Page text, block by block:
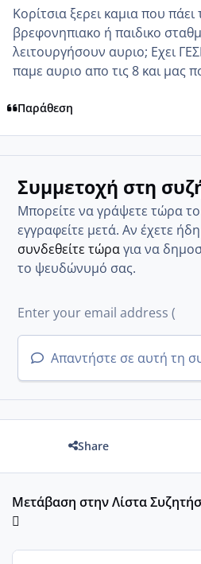
Κορίτσια ξερει καμια που πάει
βρεφονηπιακο ή παιδικο
λειτουργήσουν αυριο; Εχει
παμε αυριο απο τις 8 και μας
Παράθεση
Συμμετοχή στη
Μπορείτε να γράψετε τώρα
εγγραφείτε μετά. Αν έχετε
συνδεθείτε τώραγια να
το ψευδώνυμό σας.
Απαντήστε σε αυτή τη
Share
Μετάβαση στην Λίστα